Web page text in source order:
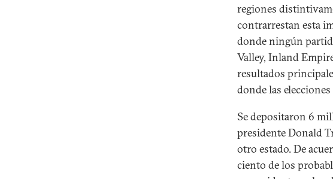
regiones
contrarrestan esta
donde ningún
Valley, Inland
resultados
donde las
Se depositaron 6
presidente Donald
otro estado. De
ciento de los